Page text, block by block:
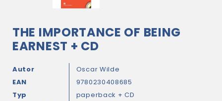
THE IMPORTANCE OF BEING
EARNEST + CD
Autor
Oscar Wilde
EAN
9780230408685
Typ
paperback + CD